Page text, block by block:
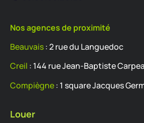
Nos agences de proximité
Beauvais: 2 rue du Languedoc
Creil : 144 rue Jean-Baptiste
Compiègne: 1 square Jacques
Louer